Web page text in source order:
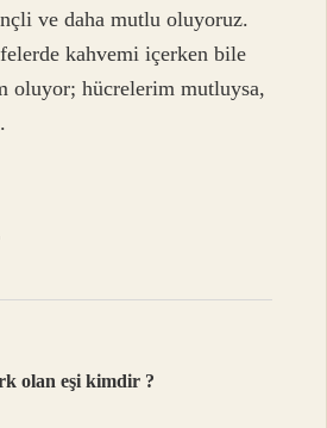
ve daha mutlu oluyoruz.
kahvemi içerken bile
oluyor; hücrelerim mutluysa,
olan eşi kimdir ?